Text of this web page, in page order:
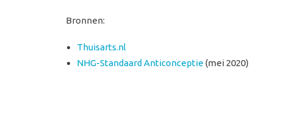
Bronnen:
Thuisarts.nl
NHG-Standaard Anticonceptie(mei 2020)